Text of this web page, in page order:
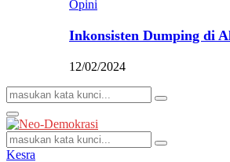
Opini
Inkonsisten Dumping di
12/02/2024
Search
for:
Search
Primary
Menu
Search
for:
Search
Kesra